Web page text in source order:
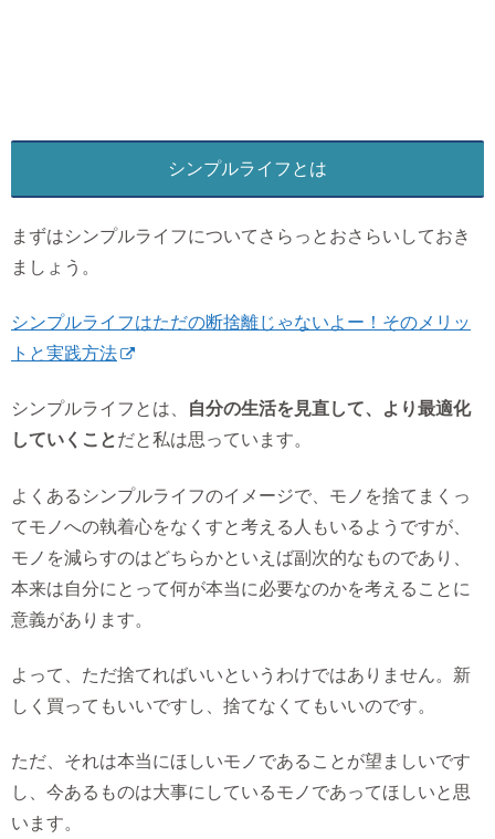
シンプルライフとは
まずはシンプルライフについてさらっとおさらいしておき
ましょう。
シンプルライフはただの断捨離じゃないよー！そのメリッ
トと実践方法
シンプルライフとは、
自分の生活を見直して、より最適化
していくことだと私は思っています。
よくあるシンプルライフのイメージで、モノを捨てまくっ
てモノへの執着心をなくすと考える人もいるようですが、
モノを減らすのはどちらかといえば副次的なものであり、
本来は自分にとって何が本当に必要なのかを考えることに
意義があります。
よって、ただ捨てればいいというわけではありません。新
しく買ってもいいですし、捨てなくてもいいのです。
ただ、それは本当にほしいモノであることが望ましいです
し、今あるものは大事にしているモノであってほしいと思
います。